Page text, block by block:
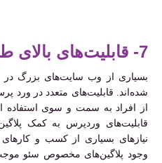
7- قابلیت‌های بالای طراحی سایت
بسیاری از وب سایت‌های بزرگ در
شده‌اند. قابلیت‌های متعدد در
از افراد به سمت و سوی استفاده
قابلیت‌های وردپرس به کمک
نیازهای بسیاری از کسب و
وجود پلاگین‌های مخصوص سئو